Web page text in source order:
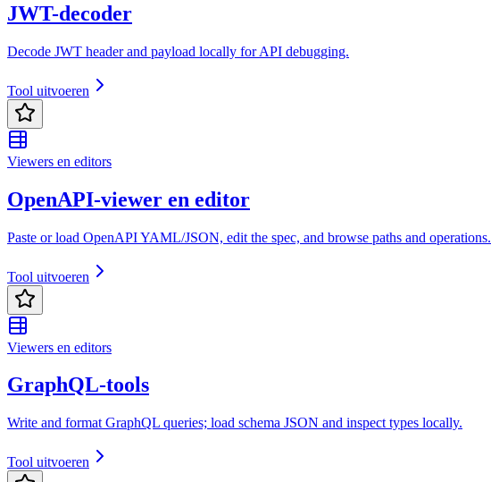
JWT-decoder
Decode JWT header and payload locally for API debugging.
Tool uitvoeren
Viewers en editors
OpenAPI-viewer en editor
Paste or load OpenAPI YAML/JSON, edit the spec, and browse paths and operations.
Tool uitvoeren
Viewers en editors
GraphQL-tools
Write and format GraphQL queries; load schema JSON and inspect types locally.
Tool uitvoeren